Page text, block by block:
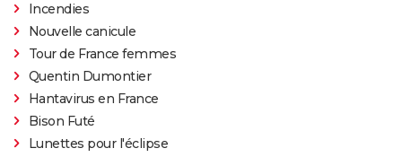
Incendies
Nouvelle canicule
Tour de France femmes
Quentin Dumontier
Hantavirus en France
Bison Futé
Lunettes pour l'éclipse